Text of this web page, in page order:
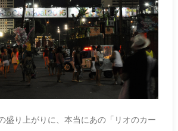
盛り上がりに、本当にあの「リオのカー